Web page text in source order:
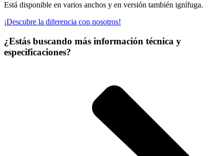
Está disponible en varios anchos y en versión también ignífuga.
¡Descubre la diferencia con nosotros!
¿Estás buscando más información técnica y
especificaciones?